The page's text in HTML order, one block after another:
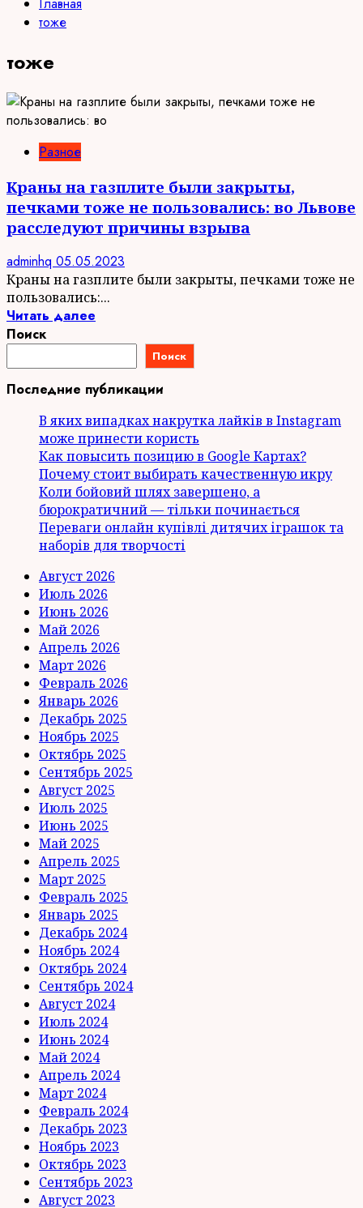
тоже
тоже
Разное
Краны на газплите были закрыты,
печками тоже не пользовались: во Львове
расследуют причины взрыва
adminhq 05.05.2023
Краны на газплите были закрыты, печками тоже не
пользовались:...
Читать далее
Поиск
Поиск
Последние публикации
В яких випадках накрутка лайків в Instagram
може принести користь
Как повысить позицию в Google Картах?
Почему стоит выбирать качественную икру
Коли бойовий шлях завершено, а
бюрократичний — тільки починається
Переваги онлайн купівлі дитячих іграшок та
наборів для творчості
Август 2026
Июль 2026
Июнь 2026
Май 2026
Апрель 2026
Март 2026
Февраль 2026
Январь 2026
Декабрь 2025
Ноябрь 2025
Октябрь 2025
Сентябрь 2025
Август 2025
Июль 2025
Июнь 2025
Май 2025
Апрель 2025
Март 2025
Февраль 2025
Январь 2025
Декабрь 2024
Ноябрь 2024
Октябрь 2024
Сентябрь 2024
Август 2024
Июль 2024
Июнь 2024
Май 2024
Апрель 2024
Март 2024
Февраль 2024
Декабрь 2023
Ноябрь 2023
Октябрь 2023
Сентябрь 2023
Август 2023